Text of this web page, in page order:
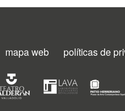
mapa web políticas de